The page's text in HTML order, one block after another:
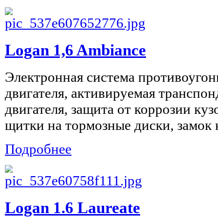
Logan 1,6 Ambiance
Электронная система
двигателя, активируемая
двигателя, защита от коррозии
щитки на тормозные диски, замок
Подробнее
Logan 1.6 Laureate